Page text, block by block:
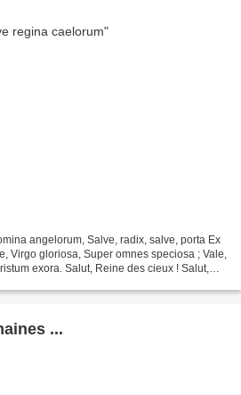
angelorum, Salve, radix, salve, porta Ex
Virgo gloriosa, Super omnes speciosa ; Vale,
exora. Salut, Reine des cieux ! Salut,
...